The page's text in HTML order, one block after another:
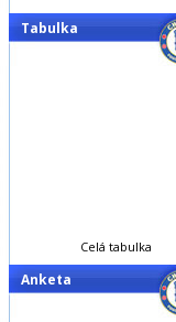
Tabulka
Celá tabulka
Anketa